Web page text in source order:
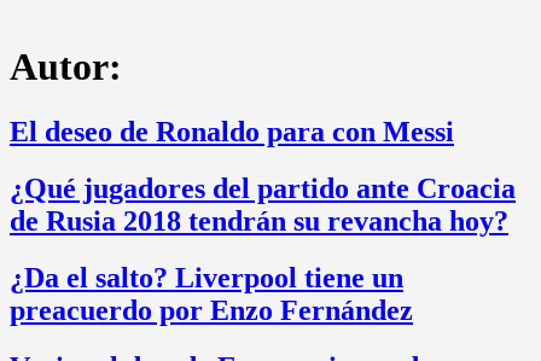
Autor:
El deseo de Ronaldo para con Messi
¿Qué jugadores del partido ante Croacia
de Rusia 2018 tendrán su revancha hoy?
¿Da el salto? Liverpool tiene un
preacuerdo por Enzo Fernández